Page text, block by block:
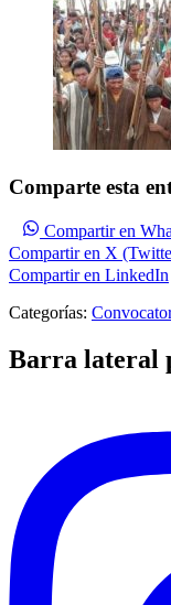
Comparte esta
Compartir en
Compartir en X
Compartir en LinkedIn
Categorías:
Barra lateral